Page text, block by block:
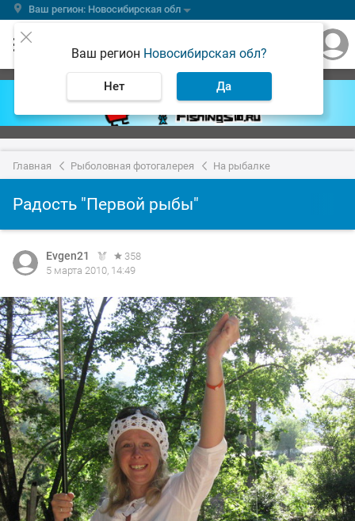
Ваш регион: Новосибирская обл
Ваш регион Новосибирская обл?
Нет Да
Главная Рыболовная фотогалерея На рыбалке
Радость "Первой рыбы"
Evgen21
358
5 марта 2010, 14:49